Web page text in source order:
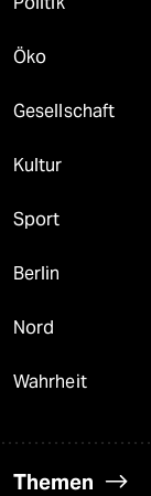
Öko
Gesellschaft
Kultur
Sport
Berlin
Nord
Wahrheit
Themen